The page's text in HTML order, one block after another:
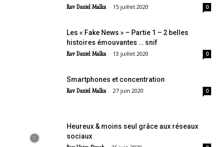
Rav Daniel Malka - 15 juillet 2020 0
Les « Fake News » – Partie 1 – 2 belles
histoires émouvantes … snif
Rav Daniel Malka - 13 juillet 2020 0
Smartphones et concentration
Rav Daniel Malka - 27 juin 2020 0
Heureux & moins seul grâce aux réseaux
sociaux